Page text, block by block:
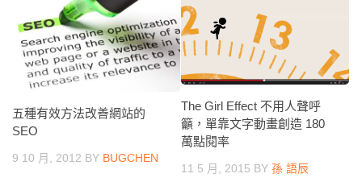
五種有效方法改善網站的
SEO
9 10 月, 2012 BY BUGCHEN
The Girl Effect 不用人聲呼
籲，單靠文字動畫創造 180
萬點閱率
11 5 月, 2015 BY 孫 語辰